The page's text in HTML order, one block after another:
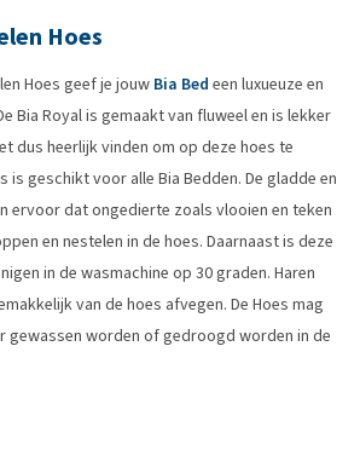
Hoes
Hoes geef je jouw Bia Bed een luxueuze en
Bia Royal is gemaakt van fluweel en is lekker
dus heerlijk vinden om op deze hoes te
is geschikt voor alle Bia Bedden. De gladde en
ervoor dat ongedierte zoals vlooien en teken
en nestelen in de hoes. Daarnaast is deze
in de wasmachine op 30 graden. Haren
van de hoes afvegen. De Hoes mag
gewassen worden of gedroogd worden in de